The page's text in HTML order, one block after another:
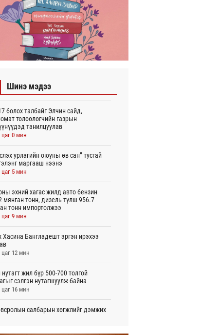
Шинэ мэдээ
болох талбайг Элчин сайд,
төлөөлөгчийн газрын
танилцуулав
цаг 0 мин
урлагийн оюуны өв сан” тусгай
маргааш нээнэ
цаг 5 мин
эхний хагас жилд авто бензин
мянган тонн, дизель түлш 956.7
тонн импортолжээ
цаг 9 мин
Хасина Бангладешт эргэн ирэхээ
цаг 12 мин
жил бүр 500-700 толгой
сэлгэн нутагшуулж байна
цаг 16 мин
салбарын хөгжлийг дэмжих